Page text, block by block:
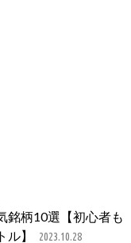
銘柄10選【初心者も
ル】
2023.10.28